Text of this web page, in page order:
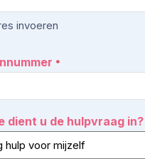
invoeren
*
dient u de hulpvraag in?